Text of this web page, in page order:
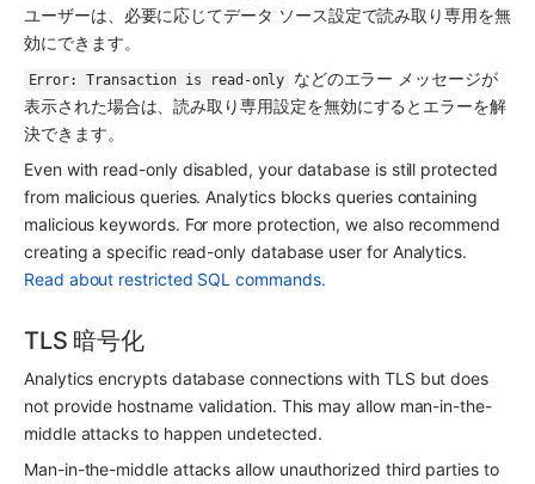
ユーザーは、必要に応じてデータ ソース設定で読み取り専用を無
効にできます。
Error: Transaction is read-only
などのエラー メッセージが
表示された場合は、読み取り専用設定を無効にするとエラーを解
決できます。
Even with read-only disabled, your database is still protected
from malicious queries. Analytics blocks queries containing
malicious keywords. For more protection, we also recommend
creating a specific read-only database user for Analytics
Read about restricted SQL commands.
TLS 暗号化
Analytics encrypts database connections with TLS but does
not provide hostname validation. This may allow man-in-the-
middle attacks to happen undetected.
Man-in-the-middle attacks allow unauthorized third parties to